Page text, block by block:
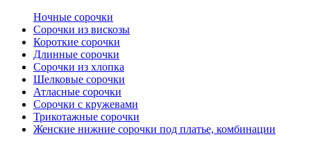
Ночные сорочки
Сорочки из вискозы
Короткие сорочки
Длинные сорочки
Сорочки из хлопка
Шелковые сорочки
Атласные сорочки
Сорочки с кружевами
Трикотажные сорочки
Женские нижние сорочки под платье, комбинации